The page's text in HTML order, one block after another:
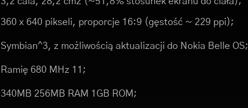
360 x 640 pikseli, proporcje 16:9 (gęstość ~ 229 ppi);
Symbian^3, z możliwością aktualizacji do Nokia Belle OS;
Ramię 680 MHz 11;
340MB 256MB RAM 1GB ROM;